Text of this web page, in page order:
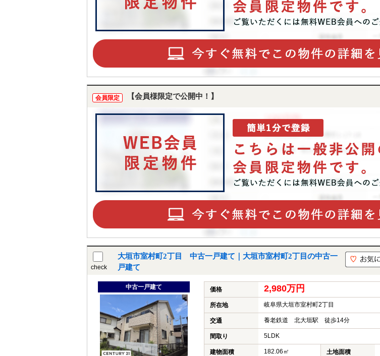
会員限定 【会員様限定で公開中！】
check
大垣市室村町2丁目 中古一戸建て｜大垣市室村町2丁目の中古一
戸建て
中古一戸建て 価格 2,980万円
所在地 岐阜県大垣市室村町2丁目
交通 養老鉄道 北大垣駅 徒歩14分
間取り 5LDK
建物面積 182.06㎡ 土地面積